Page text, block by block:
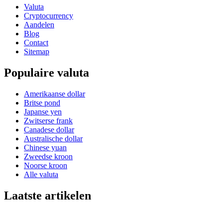
Valuta
Cryptocurrency
Aandelen
Blog
Contact
Sitemap
Populaire valuta
Amerikaanse dollar
Britse pond
Japanse yen
Zwitserse frank
Canadese dollar
Australische dollar
Chinese yuan
Zweedse kroon
Noorse kroon
Alle valuta
Laatste artikelen